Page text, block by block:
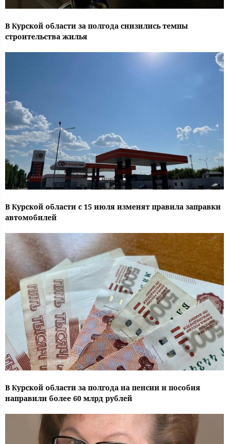
В Курской области за полгода снизились темпы
строительства жилья
В Курской области с 15 июля изменят правила заправки
автомобилей
В Курской области за полгода на пенсии и пособия
направили более 60 млрд рублей